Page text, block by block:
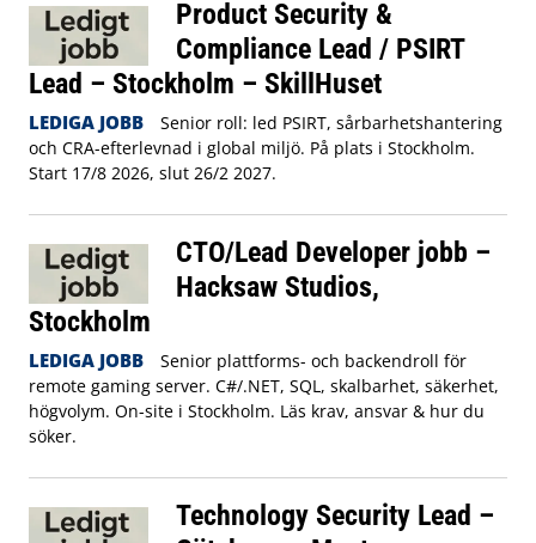
Product Security &
Compliance Lead / PSIRT
Lead – Stockholm – SkillHuset
LEDIGA JOBB
Senior roll: led PSIRT, sårbarhetshantering
och CRA-efterlevnad i global miljö. På plats i Stockholm.
Start 17/8 2026, slut 26/2 2027.
CTO/Lead Developer jobb –
Hacksaw Studios,
Stockholm
LEDIGA JOBB
Senior plattforms- och backendroll för
remote gaming server. C#/.NET, SQL, skalbarhet, säkerhet,
högvolym. On-site i Stockholm. Läs krav, ansvar & hur du
söker.
Technology Security Lead –